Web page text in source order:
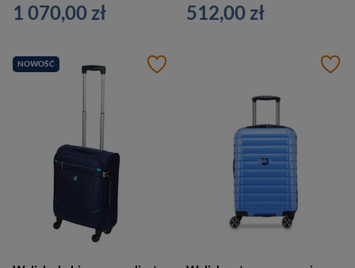
1 070,00 zł 512,00 zł
NOWOŚĆ